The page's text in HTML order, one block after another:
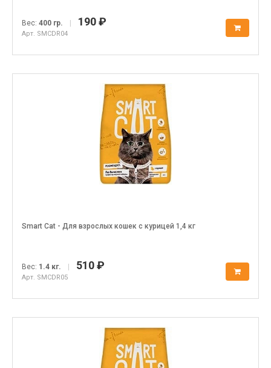
Вес: 400 гр. | 190 ₽
Арт. SMCDR04
Smart Cat - Для взрослых кошек с курицей 1,4 кг
Вес: 1.4 кг. | 510 ₽
Арт. SMCDR05